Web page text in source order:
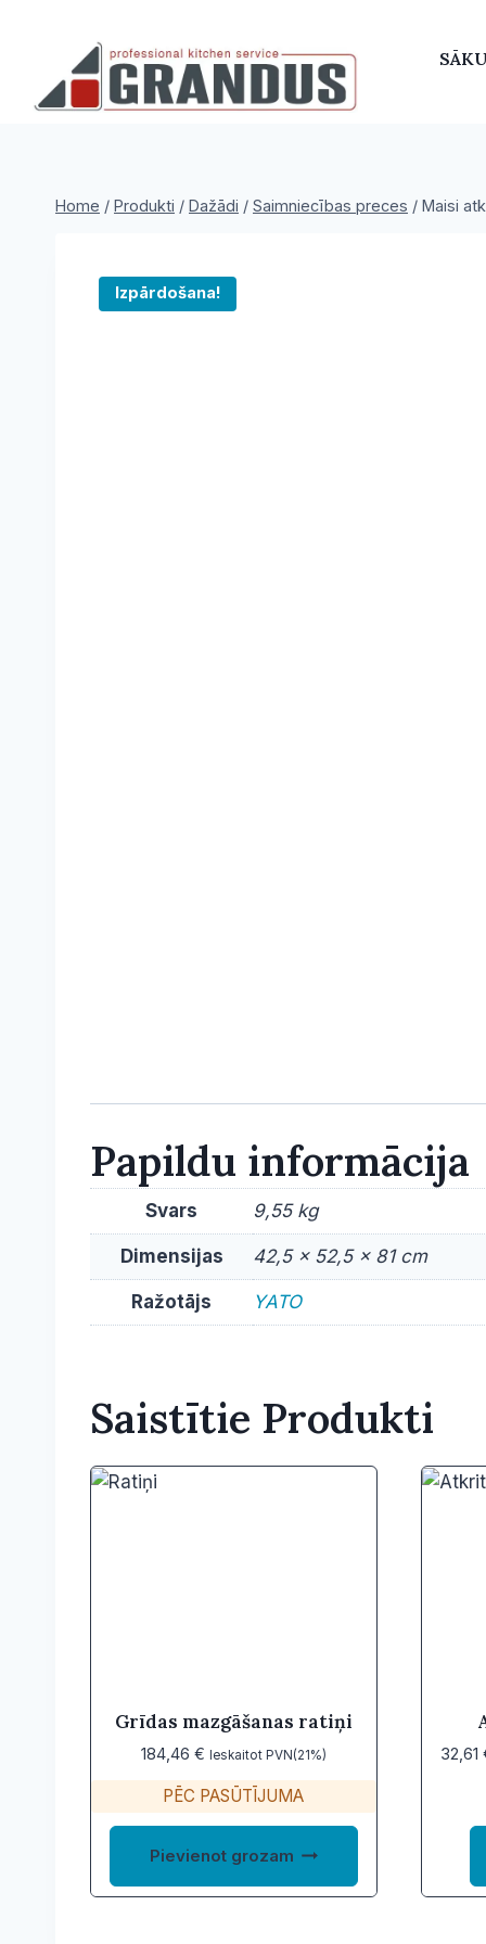
Home / Produkti / Dažādi / Saimniecības preces / Maisi
Izpārdošana!
Papildu informācija
Svars 9,55 kg
Dimensijas 42,5 × 52,5 × 81 cm
Ražotājs YATO
Saistītie Produkti
Grīdas mazgāšanas ratiņi
184,46 € Ieskaitot PVN(21%)
PĒC PASŪTĪJUMA
Pievienot grozam
32,61